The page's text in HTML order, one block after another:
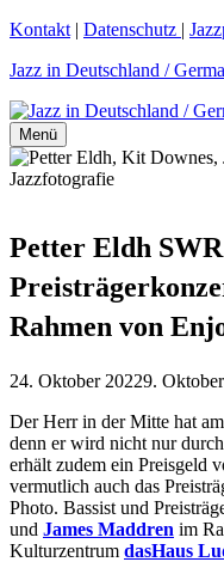
Zum
springen
Kontakt | Datenschutz |
Jazz in Deutschland /
Menü
Petter Eldh
Rahmen von
24. Oktober 20229.
Der Herr in der Mitte hat
denn er wird nicht nur
erhält zudem ein Preisgeld
vermutlich auch das
Photo. Bassist und
und James Maddren im
Kulturzentrum dasHaus